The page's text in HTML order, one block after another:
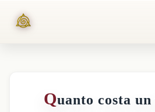
Quanto costa